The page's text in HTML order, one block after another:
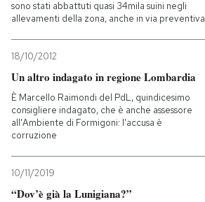
sono stati abbattuti quasi 34mila suini negli
allevamenti della zona, anche in via preventiva
18/10/2012
Un altro indagato in regione Lombardia
È Marcello Raimondi del PdL, quindicesimo
consigliere indagato, che è anche assessore
all'Ambiente di Formigoni: l'accusa è
corruzione
10/11/2019
“Dov’è già la Lunigiana?”